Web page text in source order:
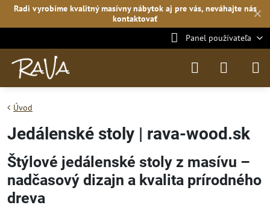
✕
Radi vyrobíme kvalitný masívny nábytok aj pre vás, neváhajte nás
kontaktovať
Panel používateľa
Úvod
Jedálenské stoly | rava-wood.sk
Štýlové jedálenské stoly z masívu –
nadčasový dizajn a kvalita prírodného
dreva